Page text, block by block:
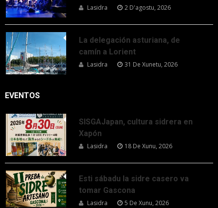
Lasidra 2 D'agostu, 2026
La delegación asturiana, de
camín a Lorient
Lasidra 31 De Xunetu, 2026
EVENTOS
SISGAJapan, cultura sidrera en
Xapón
Lasidra 18 De Xunu, 2026
Esti sábadu la sidre casero va
tomar Gascona
Lasidra 5 De Xunu, 2026